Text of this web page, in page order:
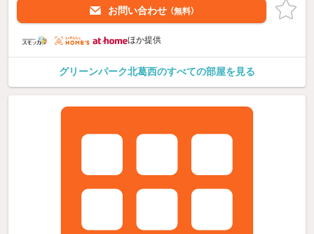
お問い合わせ （無料）
ほか提供
グリーンパーク北葛西のすべての部屋を見る